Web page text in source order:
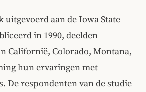
uitgevoerd aan de Iowa State
in 1990, deelden
Californië, Colorado, Montana,
hun ervaringen met
De respondenten van de studie